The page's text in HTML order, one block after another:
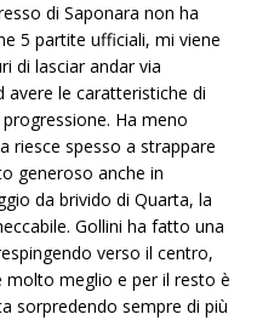
di Saponara non ha
5 partite ufficiali, mi viene
di lasciar andar via
avere le caratteristiche di
Ha meno
riesce spesso a strappare
generoso anche in
da brivido di Quarta, la
Gollini ha fatto una
verso il centro,
meglio e per il resto è
sorpredendo sempre di più